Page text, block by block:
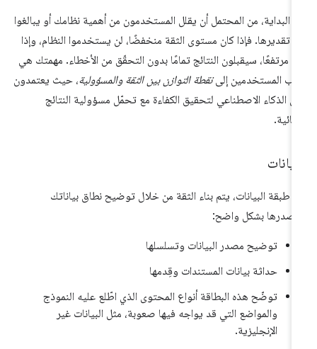
البداية، من المحتمل أن يقلل المستخدمون من أهمية نظامك أو يبالغوا
تقديرها. فإذا كان مستوى الثقة منخفضًا، لن يستخدموا النظام، وإذا
مرتفعًا، سيقبلون النتائج تمامًا بدون التحقّق من الأخطاء. مهمتك هي
المستخدمين إلى نقطة التوازن بين الثقة والمسؤولية، حيث يعتمدون
الذكاء الاصطناعي لتحقيق الكفاءة مع تحمّل مسؤولية النتائج
طبقة البيانات، يتم بناء الثقة من خلال توضيح نطاق بياناتك
بشكل واضح:
توضيح مصدر البيانات وتسلسلها
حداثة بيانات المستندات وقِدمها
توضّح هذه البطاقة أنواع المحتوى الذي اطّلع عليه النموذج
والمواضع التي قد يواجه فيها صعوبة، مثل البيانات غير
الإنجليزية.